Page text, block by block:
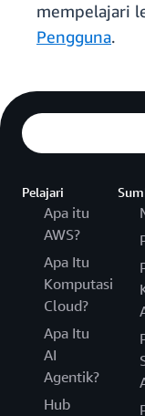
mempelajari
Pengguna.
Pelajari
Apa itu
AWS?
Apa Itu
Komputasi
Cloud?
Apa Itu
AI
Agentik?
Hub